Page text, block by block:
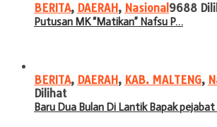
BERITA, DAERAH, Nasional 9688
Putusan MK “Matikan” Nafsu P…
BERITA, DAERAH, KAB. MALTENG,
Dilihat
Baru Dua Bulan Di Lantik Bapak